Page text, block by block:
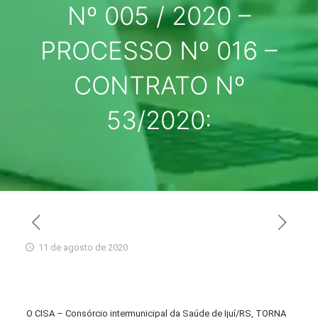
Nº 005 / 2020 –
PROCESSO Nº 016 –
CONTRATO Nº
53/2020:
11 de agosto de 2020
O CISA – Consórcio intermunicipal da Saúde de Ijuí/RS, TORNA